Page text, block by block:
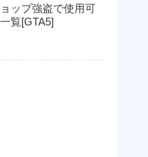
ップ強盗で使用可
覧[GTA5]